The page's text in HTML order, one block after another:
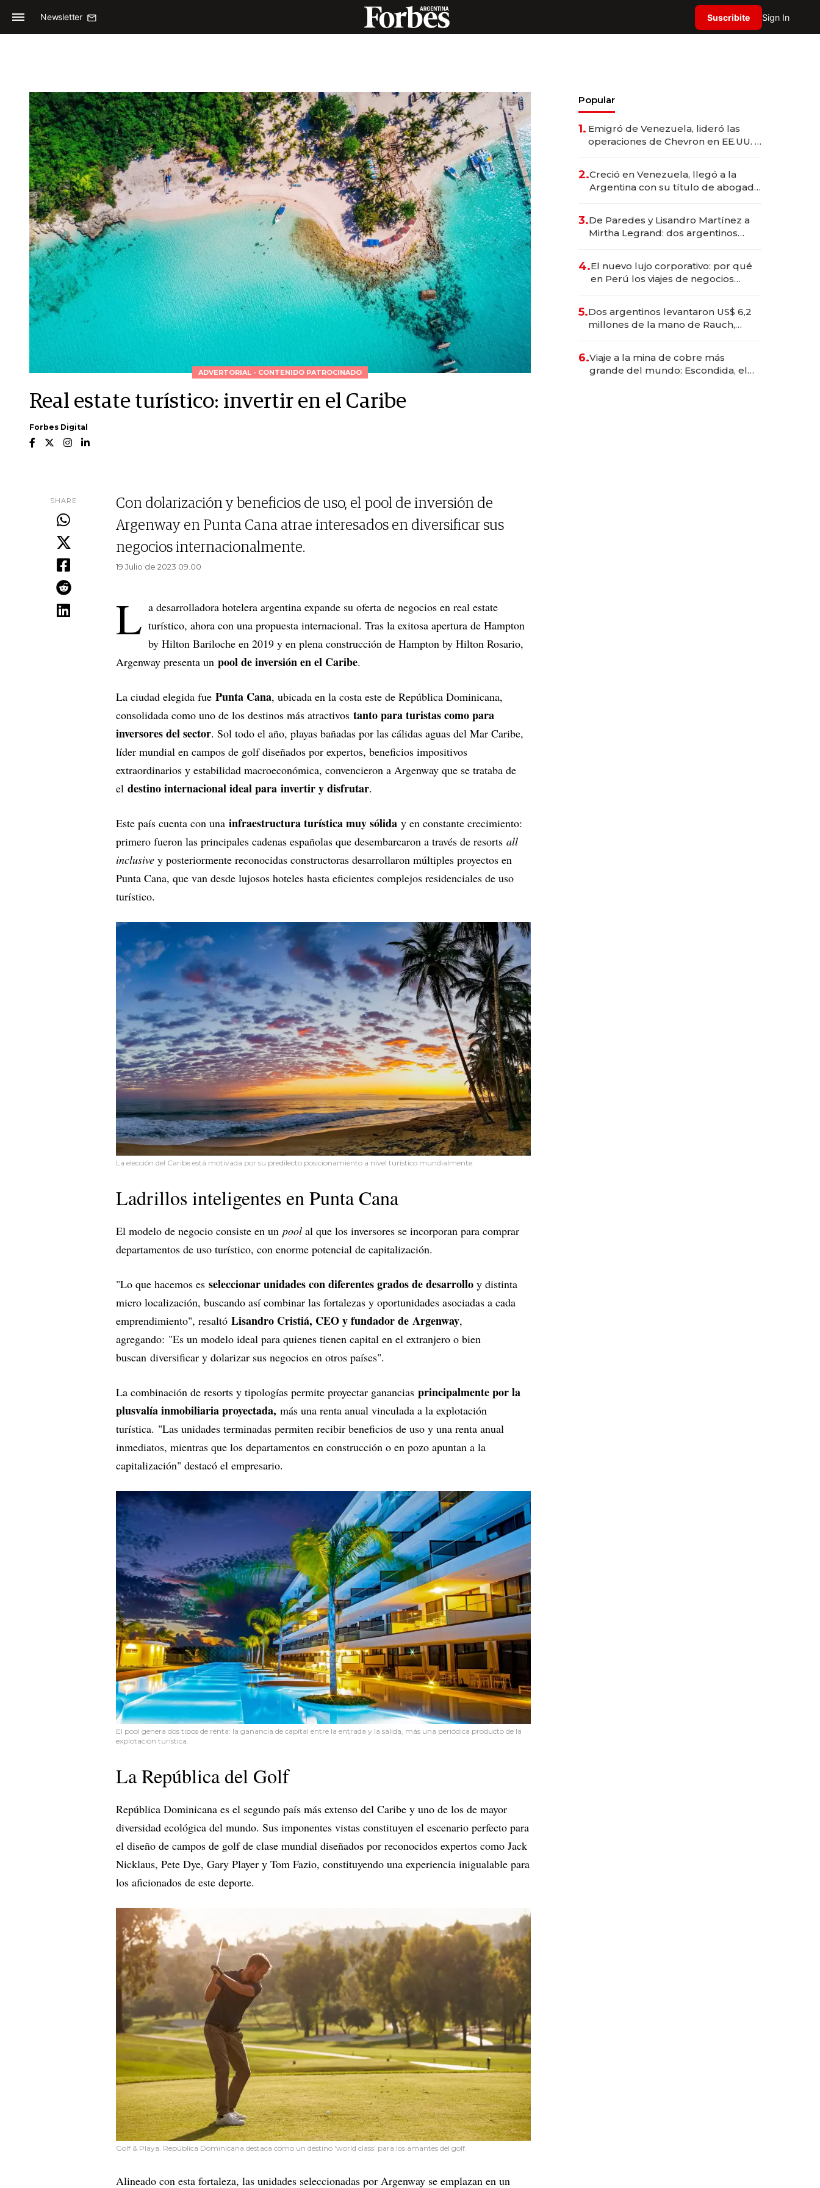
Newsletter Suscribite Sign In
ADVERTORIAL - CONTENIDO PATROCINADO
Real estate turístico: invertir en el Caribe
Forbes Digital
SHARE
Con dolarización y beneficios de uso, el pool de inversión de
Argenway en Punta Cana atrae interesados en diversificar sus
negocios internacionalmente.
19 Julio de 2023 09.00
L a desarrolladora hotelera argentina expande su oferta de negocios en real estate
turístico, ahora con una propuesta internacional. Tras la exitosa apertura de Hampton
by Hilton Bariloche en 2019 y en plena construcción de Hampton by Hilton Rosario,
Argenway presenta un pool de inversión en el Caribe.
La ciudad elegida fue Punta Cana, ubicada en la costa este de República Dominicana,
consolidada como uno de los destinos más atractivos tanto para turistas como para
inversores del sector. Sol todo el año, playas bañadas por las cálidas aguas del Mar Caribe,
líder mundial en campos de golf diseñados por expertos, beneficios impositivos
extraordinarios y estabilidad macroeconómica, convencieron a Argenway que se trataba de
el destino internacional ideal para invertir y disfrutar.
Este país cuenta con una infraestructura turística muy sólida y en constante crecimiento:
primero fueron las principales cadenas españolas que desembarcaron a través de resorts all
inclusive y posteriormente reconocidas constructoras desarrollaron múltiples proyectos en
Punta Cana, que van desde lujosos hoteles hasta eficientes complejos residenciales de uso
turístico.
La elección del Caribe está motivada por su predilecto posicionamiento a nivel turístico mundialmente.
Ladrillos inteligentes en Punta Cana
El modelo de negocio consiste en un pool al que los inversores se incorporan para comprar
departamentos de uso turístico, con enorme potencial de capitalización.
"Lo que hacemos es seleccionar unidades con diferentes grados de desarrollo y distinta
micro localización, buscando así combinar las fortalezas y oportunidades asociadas a cada
emprendimiento", resaltó Lisandro Cristiá, CEO y fundador de Argenway,
agregando: "Es un modelo ideal para quienes tienen capital en el extranjero o bien
buscan diversificar y dolarizar sus negocios en otros países".
La combinación de resorts y tipologías permite proyectar ganancias principalmente por la
plusvalía inmobiliaria proyectada, más una renta anual vinculada a la explotación
turística. "Las unidades terminadas permiten recibir beneficios de uso y una renta anual
inmediatos, mientras que los departamentos en construcción o en pozo apuntan a la
capitalización" destacó el empresario.
El pool genera dos tipos de renta: la ganancia de capital entre la entrada y la salida, más una periódica producto de la
explotación turística.
La República del Golf
República Dominicana es el segundo país más extenso del Caribe y uno de los de mayor
diversidad ecológica del mundo. Sus imponentes vistas constituyen el escenario perfecto para
el diseño de campos de golf de clase mundial diseñados por reconocidos expertos como Jack
Nicklaus, Pete Dye, Gary Player y Tom Fazio, constituyendo una experiencia inigualable para
los aficionados de este deporte.
Golf & Playa. República Dominicana destaca como un destino 'world class' para los amantes del golf.
Alineado con esta fortaleza, las unidades seleccionadas por Argenway se emplazan en un
Popular
1. Emigró de Venezuela, lideró las
operaciones de Chevron en EE.UU. y
2.Creció en Venezuela, llegó a la
Argentina con su título de abogado
marcas "fast premium"
3.De Paredes y Lisandro Martínez a
Mirtha Legrand: dos argentinos
4.El nuevo lujo corporativo: por qué
en Perú los viajes de negocios
transformadoras
5.Dos argentinos levantaron US$ 6,2
millones de la mano de Rauch,
6.Viaje a la mina de cobre más
grande del mundo: Escondida, el